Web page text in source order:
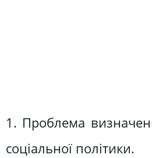
1. Проблема
соціальної політики.